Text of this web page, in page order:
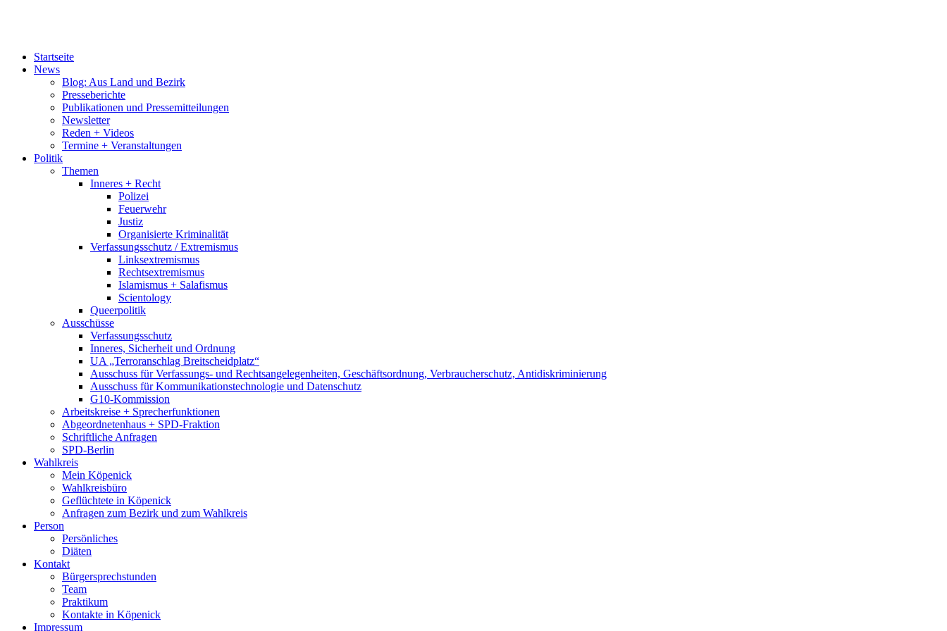
Startseite
News
Blog: Aus Land und Bezirk
Presseberichte
Publikationen und Pressemitteilungen
Newsletter
Reden + Videos
Termine + Veranstaltungen
Politik
Themen
Inneres + Recht
Polizei
Feuerwehr
Justiz
Organisierte Kriminalität
Verfassungsschutz / Extremismus
Linksextremismus
Rechtsextremismus
Islamismus + Salafismus
Scientology
Queerpolitik
Ausschüsse
Verfassungsschutz
Inneres, Sicherheit und Ordnung
UA „Terroranschlag Breitscheidplatz“
Ausschuss für Verfassungs- und Rechtsangelegenheiten, Geschäftsordnung, Verbraucherschutz, Antidiskriminierung
Ausschuss für Kommunikationstechnologie und Datenschutz
G10-Kommission
Arbeitskreise + Sprecherfunktionen
Abgeordnetenhaus + SPD-Fraktion
Schriftliche Anfragen
SPD-Berlin
Wahlkreis
Mein Köpenick
Wahlkreisbüro
Geflüchtete in Köpenick
Anfragen zum Bezirk und zum Wahlkreis
Person
Persönliches
Diäten
Kontakt
Bürgersprechstunden
Team
Praktikum
Kontakte in Köpenick
Impressum